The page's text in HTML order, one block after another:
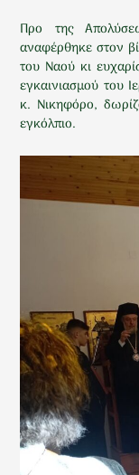
Προ της
αναφέρθηκε στον
του Ναού κι
εγκαινιασμού του
κ. Νικηφόρο,
εγκόλπιο.